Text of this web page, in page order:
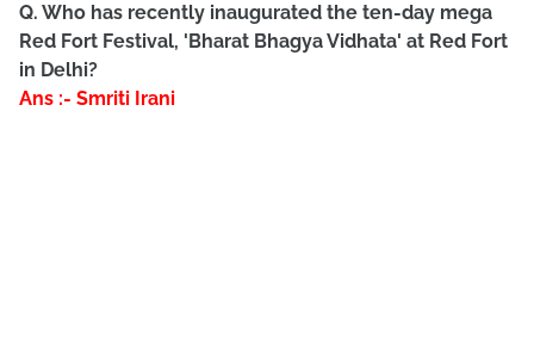
Q. Who has recently inaugurated the ten-day mega
Red Fort Festival, 'Bharat Bhagya Vidhata' at Red Fort
in Delhi?
Ans :- Smriti Irani